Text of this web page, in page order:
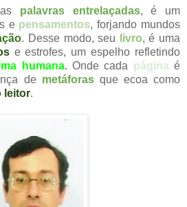
palavras entrelaçadas, é um
e pensamentos, forjando mundos
. Desse modo, seu livro, é uma
e estrofes, um espelho refletindo
humana. Onde cada página é
de metáforasque ecoa como
leitor.